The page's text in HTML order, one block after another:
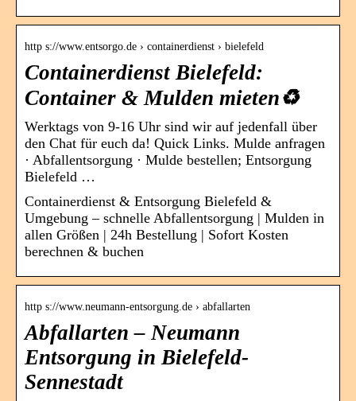
http s://www.entsorgo.de › containerdienst › bielefeld
Containerdienst Bielefeld:
Container & Mulden mieten♻️
Werktags von 9-16 Uhr sind wir auf jedenfall über
den Chat für euch da! Quick Links. Mulde anfragen
· Abfallentsorgung · Mulde bestellen; Entsorgung
Bielefeld …
Containerdienst & Entsorgung Bielefeld &
Umgebung – schnelle Abfallentsorgung | Mulden in
allen Größen | 24h Bestellung | Sofort Kosten
berechnen & buchen
http s://www.neumann-entsorgung.de › abfallarten
Abfallarten – Neumann
Entsorgung in Bielefeld-
Sennestadt